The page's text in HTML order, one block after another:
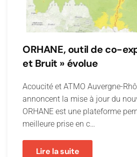
ORHANE, outil de co-
et Bruit » évolue
Acoucité et ATMO Auvergne-
annoncent la mise à jour du
ORHANE est une plateforme
meilleure prise en c…
Lire la suite